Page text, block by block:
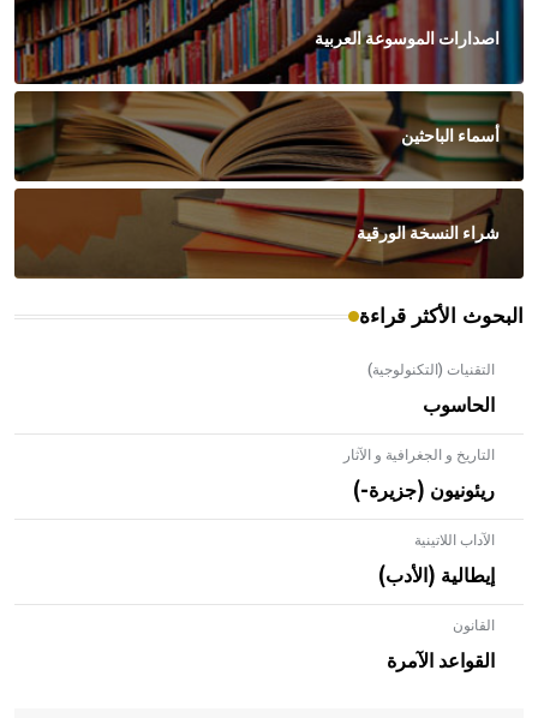
اصدارات الموسوعة العربية
أسماء الباحثين
شراء النسخة الورقية
البحوث الأكثر قراءة
التقنيات (التكنولوجية)
الحاسوب
التاريخ و الجغرافية و الآثار
ريئونيون (جزيرة-)
الآداب اللاتينية
إيطالية (الأدب)
القانون
القواعد الآمرة
- هل تعلم أن الأبلق نوع من الفنون الهندسية التي ارتبطت
بالعمارة الإسلامية في بلاد الشام ومصر خاصة، حيث يحرص
المعمار على بناء مداميكه وخاصة في الواجهات